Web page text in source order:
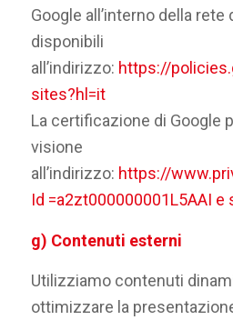
Google all’interno della rete
disponibili
all’indirizzo: https://
sites?hl=it
La certificazione di Google
visione
all’indirizzo: https://
Id =a2zt000000001L5AAI e
g) Contenuti esterni
Utilizziamo contenuti
ottimizzare la